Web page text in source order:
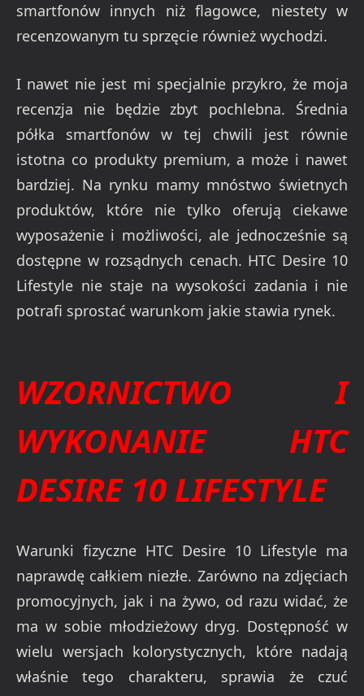
smartfonów innych niż flagowce, niestety w
recenzowanym tu sprzęcie również wychodzi.
I nawet nie jest mi specjalnie przykro, że moja
recenzja nie będzie zbyt pochlebna. Średnia
półka smartfonów w tej chwili jest równie
istotna co produkty premium, a może i nawet
bardziej. Na rynku mamy mnóstwo świetnych
produktów, które nie tylko oferują ciekawe
wyposażenie i możliwości, ale jednocześnie są
dostępne w rozsądnych cenach. HTC Desire 10
Lifestyle nie staje na wysokości zadania i nie
potrafi sprostać warunkom jakie stawia rynek.
WZORNICTWO I
WYKONANIE HTC
DESIRE 10 LIFESTYLE
Warunki fizyczne HTC Desire 10 Lifestyle ma
naprawdę całkiem niezłe. Zarówno na zdjęciach
promocyjnych, jak i na żywo, od razu widać, że
ma w sobie młodzieżowy dryg. Dostępność w
wielu wersjach kolorystycznych, które nadają
właśnie tego charakteru, sprawia że czuć